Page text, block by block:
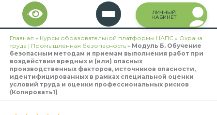
Перейти
содержимому
ЛИЧНЫЙ
КАБИНЕТ
Главная » Курсы образовательной платформы НАПС » Охрана
труда | Промышленная безопасность » Модуль Б. Обучение
безопасным методам и приемам выполнения работ при
воздействии вредных и (или) опасных
производственных факторов, источников опасности,
идентифицированных в рамках специальной оценки
условий труда и оценки профессиональных рисков
(Копировать1)